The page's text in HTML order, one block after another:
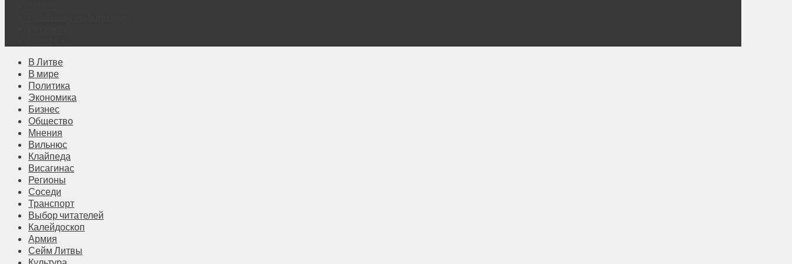
В Литве
В мире
Политика
Экономика
Бизнес
Общество
Мнения
Вильнюс
Клайпеда
Висагинас
Регионы
Соседи
Транспорт
Выбор читателей
Калейдоскоп
Армия
Сейм Литвы